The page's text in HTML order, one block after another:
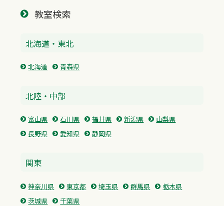
教室検索
北海道・東北
北海道 青森県
北陸・中部
富山県 石川県 福井県 新潟県
山梨県
長野県
愛知県 静岡県
関東
神奈川県 東京都 埼玉県 群馬県
栃木県
茨城県
千葉県